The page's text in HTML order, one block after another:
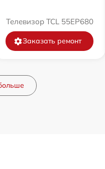
Телевизор TCL 55EP680
Заказать ремонт